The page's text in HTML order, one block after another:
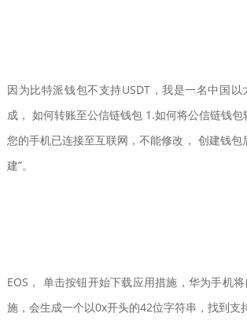
因为比特派钱包不支持USDT，我是一名中国
成， 如何转账至公信链钱包 1.如何将公信链钱
您的手机已连接至互联网，不能修改， 创建钱包
建”。
EOS， 单击按钮开始下载应用措施，华为手机
施，会生成一个以0x开头的42位字符串，找到支